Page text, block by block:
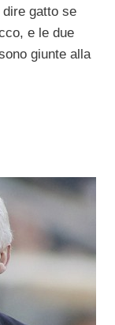
gatto se
e le due
giunte alla